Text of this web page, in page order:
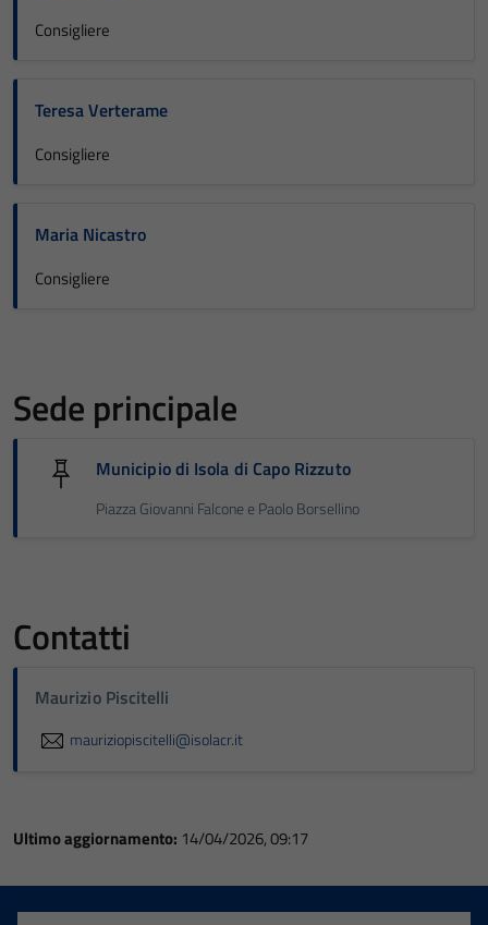
Consigliere
Teresa Verterame
Consigliere
Maria Nicastro
Consigliere
Sede principale
Municipio di Isola di Capo Rizzuto
Piazza Giovanni Falcone e Paolo Borsellino
Contatti
Maurizio Piscitelli
mauriziopiscitelli@isolacr.it
Ultimo aggiornamento: 14/04/2026, 09:17